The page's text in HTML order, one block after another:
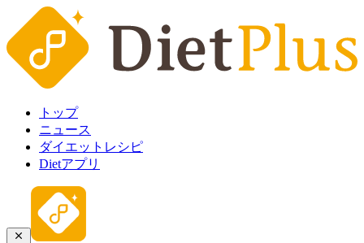
トップ
ニュース
ダイエットレシピ
Dietアプリ